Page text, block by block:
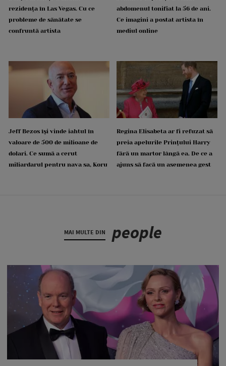
rezidența în Las Vegas. Cu ce
probleme de sănătate se
confruntă artista
abdomenul tonifiat la 56 de ani.
Ce imagini a postat artista în
mediul online
Jeff Bezos își vinde iahtul în
valoare de 500 de milioane de
dolari. Ce sumă a cerut
miliardarul pentru nava sa, Koru
Regina Elisabeta ar fi refuzat să
preia apelurile Prințului Harry
fără un martor lângă ea. De ce a
ajuns să facă un asemenea gest
MAI MULTE DIN people